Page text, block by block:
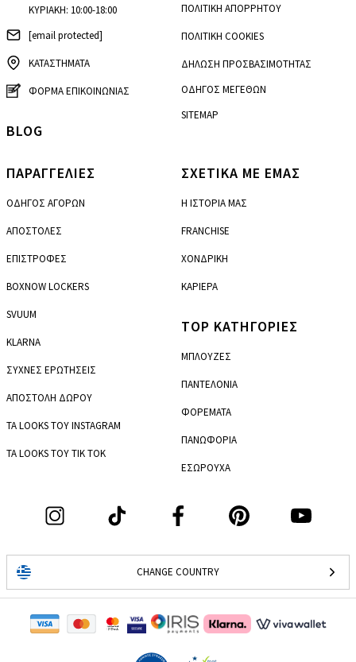
ΚΥΡΙΑΚΗ: 10:00-18:00
[email protected]
ΚΑΤΑΣΤΗΜΑΤΑ
ΦΟΡΜΑ ΕΠΙΚΟΙΝΩΝΙΑΣ
ΠΑΡΑΓΓΕΛΙΕΣ
ΟΔΗΓΟΣ ΑΓΟΡΩΝ
ΑΠΟΣΤΟΛΕΣ
ΕΠΙΣΤΡΟΦΕΣ
BOXNOW LOCKERS
SVUUM
KLARNA
ΣΥΧΝΕΣ ΕΡΩΤΗΣΕΙΣ
ΑΠΟΣΤΟΛΗ ΔΩΡΟΥ
ΤΑ LOOKS ΤΟΥ INSTAGRAM
ΤΑ LOOKS ΤΟΥ TIK TOK
ΠΟΛΙΤΙΚΗ ΑΠΟΡΡΗΤΟΥ
ΠΟΛΙΤΙΚΗ COOKIES
ΔΗΛΩΣΗ ΠΡΟΣΒΑΣΙΜΟΤΗΤΑΣ
ΟΔΗΓΟΣ ΜΕΓΕΘΩΝ
SITEMAP
ΣΧΕΤΙΚΑ ΜΕ ΕΜΑΣ
Η ΙΣΤΟΡΙΑ ΜΑΣ
FRANCHISE
ΧΟΝΔΡΙΚΗ
ΚΑΡΙΕΡΑ
CHANGE COUNTRY
TOP ΚΑΤΗΓΟΡΙΕΣ
ΜΠΛΟΥΖΕΣ
ΠΑΝΤΕΛΟΝΙΑ
ΦΟΡΕΜΑΤΑ
ΠΑΝΩΦΟΡΙΑ
ΕΣΩΡΟΥΧΑ
BLOG